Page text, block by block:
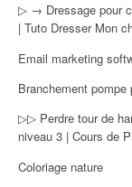
▷ → Dressage pour
| Tuto Dresser Mon
Email marketing
Branchement
▷▷ Perdre tour de
niveau 3 | Cours de
Coloriage nature